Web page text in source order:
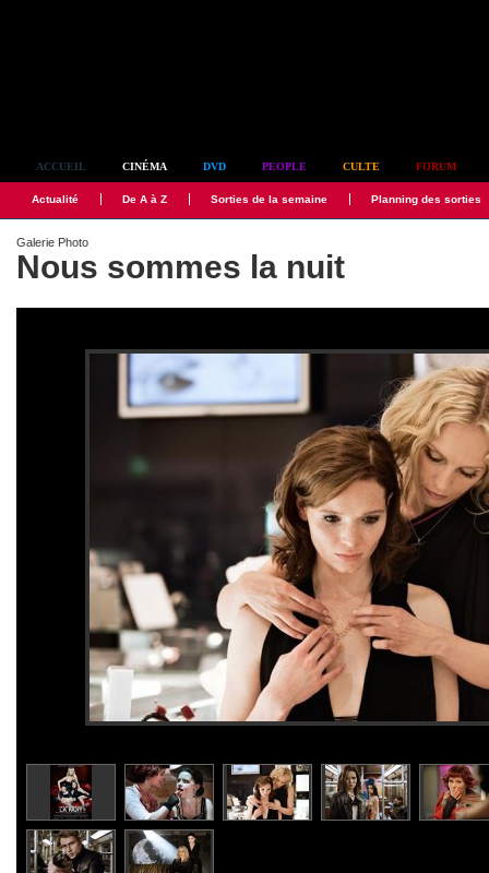
ACCUEIL CINÉMA DVD PEOPLE CULTE FORUM
Actualité De A à Z Sorties de la semaine Planning des sorties
Galerie Photo
Nous sommes la nuit